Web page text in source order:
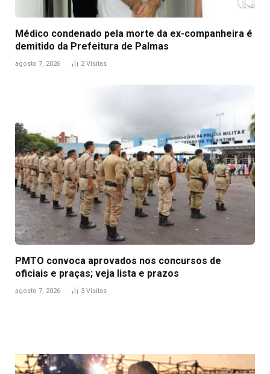
Médico condenado pela morte da ex-companheira é
demitido da Prefeitura de Palmas
agosto 7, 2026 2 Visitas
PMTO convoca aprovados nos concursos de
oficiais e praças; veja lista e prazos
agosto 7, 2026 3 Visitas